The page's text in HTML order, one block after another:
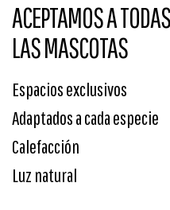
ACEPTAMOS A TODAS
LAS MASCOTAS
Espacios exclusivos
Adaptados a cada especie
Calefacción
Luz natural